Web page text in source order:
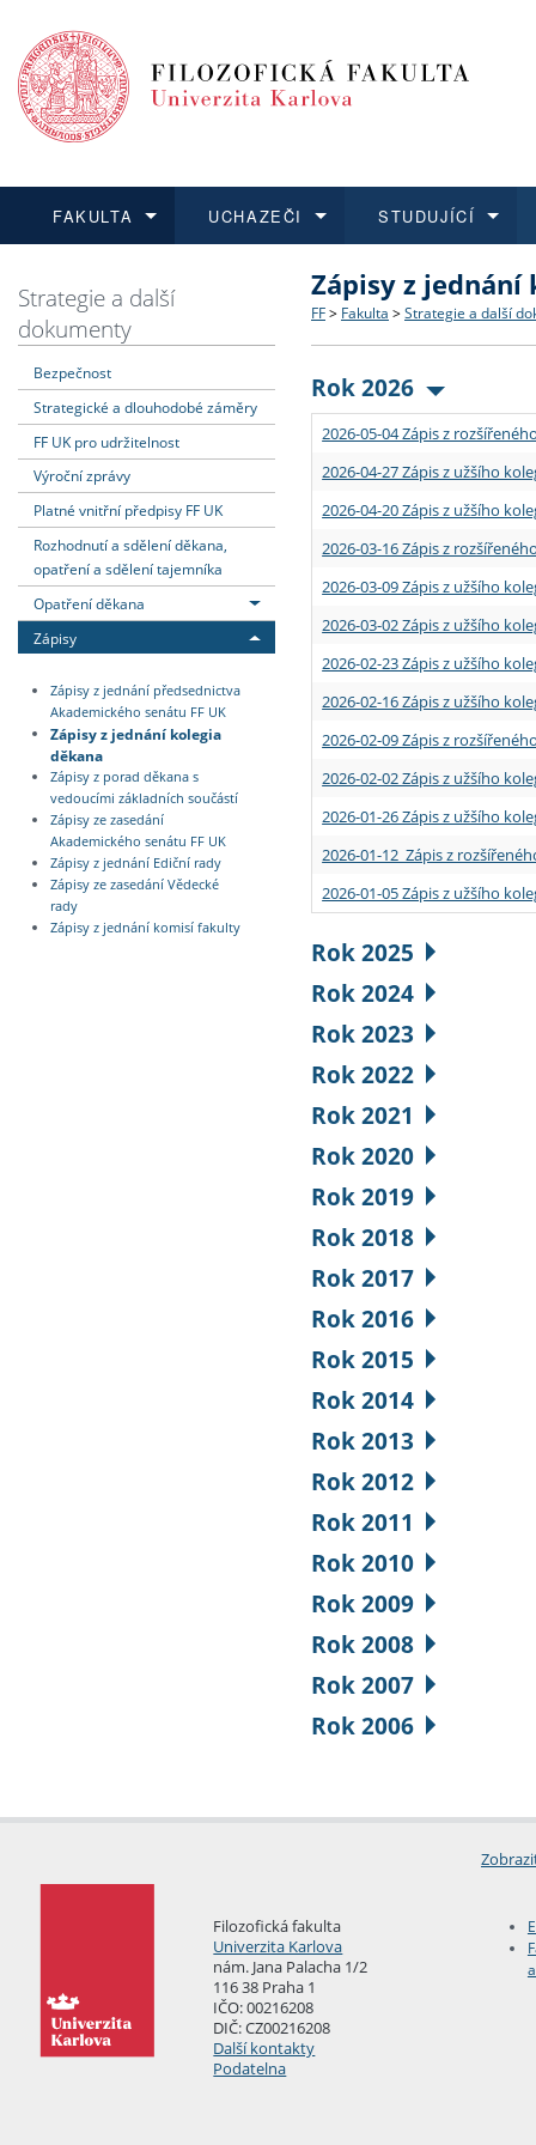
FAKULTA
Dozvědět se více
Struktura a historie
Strategie a další
Podpora a benefity pro
Absolventi fakulty
UCHAZEČI
Podat přihlášku
Co studovat a jak se
Učitelské studijní
Informace k průběhu
STUDUJÍCÍ
Dozvědět se více
Bakalářské a magisterské
Doktorské studium
Rigorózní řízení
Dozvědět se více
O vědě a výzkumu na FF
Akademické kvalifikace
Granty a projekty
Dozvědět se více
Aktuální nabídky a
Vyjíždějící studenti
Přijíždějící studenti
Vyjíždějící zaměstnanci
Strategie a další
dokumenty
Bezpečnost
Strategické a dlouhodobé záměry
FF UK pro udržitelnost
Výroční zprávy
Platné vnitřní předpisy FF UK
Rozhodnutí a sdělení děkana,
opatření a sdělení tajemníka
Opatření děkana
Zápisy
Zápisy z jednání předsednictva
Akademického senátu FF UK
Zápisy z jednání kolegia
děkana
Zápisy z porad děkana s
vedoucími základních součástí
Zápisy ze zasedání
Akademického senátu FF UK
Zápisy z jednání Ediční rady
Zápisy ze zasedání Vědecké
rady
Zápisy z jednání komisí fakulty
Zápisy z jednání
FF > Fakulta > Strategie a další
Rok 2026
2026-05-04 Zápis z
2026-04-27 Zápis z užšího
2026-04-20 Zápis z užšího
2026-03-16 Zápis z
2026-03-09 Zápis z užšího
2026-03-02 Zápis z užšího
2026-02-23 Zápis z užšího
2026-02-16 Zápis z užšího
2026-02-09 Zápis z
2026-02-02 Zápis z užšího
2026-01-26 Zápis z užšího
2026-01-12 Zápis z
2026-01-05 Zápis z užšího
Rok 2025
Rok 2024
Rok 2023
Rok 2022
Rok 2021
Rok 2020
Rok 2019
Rok 2018
Rok 2017
Rok 2016
Rok 2015
Rok 2014
Rok 2013
Rok 2012
Rok 2011
Rok 2010
Rok 2009
Rok 2008
Rok 2007
Rok 2006
Filozofická fakulta
Univerzita Karlova
nám. Jana Palacha 1/2
116 38 Praha 1
IČO: 00216208
DIČ: CZ00216208
Další kontakty
Podatelna